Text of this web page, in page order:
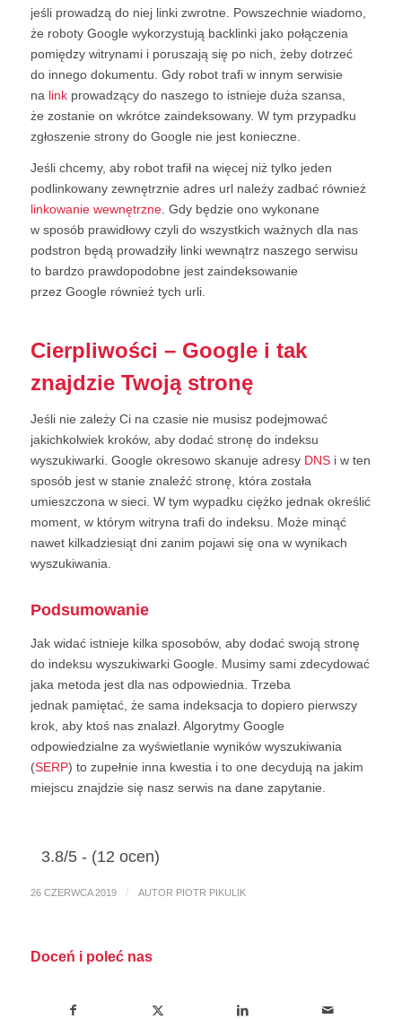
jeśli prowadzą do niej linki zwrotne. Powszechnie wiadomo,
że roboty Google wykorzystują backlinki jako połączenia
pomiędzy witrynami i poruszają się po nich, żeby dotrzeć
do innego dokumentu. Gdy robot trafi w innym serwisie
na linkprowadzący do naszego to istnieje duża szansa,
że zostanie on wkrótce zaindeksowany. W tym przypadku
zgłoszenie strony do Google nie jest konieczne.
Jeśli chcemy, aby robot trafił na więcej niż tylko jeden
podlinkowany zewnętrznie adres url należy zadbać również
linkowanie wewnętrzne. Gdy będzie ono wykonane
w sposób prawidłowy czyli do wszystkich ważnych dla nas
podstron będą prowadziły linki wewnątrz naszego serwisu
to bardzo prawdopodobne jest zaindeksowanie
przez Google również tych urli.
Cierpliwości – Google i tak
znajdzie Twoją stronę
Jeśli nie zależy Ci na czasie nie musisz podejmować
jakichkolwiek kroków, aby dodać stronę do indeksu
wyszukiwarki. Google okresowo skanuje adresy DNSi w ten
sposób jest w stanie znaleźć stronę, która została
umieszczona w sieci. W tym wypadku ciężko jednak określić
moment, w którym witryna trafi do indeksu. Może minąć
nawet kilkadziesiąt dni zanim pojawi się ona w wynikach
wyszukiwania.
Podsumowanie
Jak widać istnieje kilka sposobów, aby dodać swoją stronę
do indeksu wyszukiwarki Google. Musimy sami zdecydować
jaka metoda jest dla nas odpowiednia. Trzeba
jednak pamiętać, że sama indeksacja to dopiero pierwszy
krok, aby ktoś nas znalazł. Algorytmy Google
odpowiedzialne za wyświetlanie wyników wyszukiwania
(SERP) to zupełnie inna kwestia i to one decydują na jakim
miejscu znajdzie się nasz serwis na dane zapytanie.
3.8/5 - (12 ocen)
26 CZERWCA 2019 / AUTOR PIOTR PIKULIK
Doceń i poleć nas